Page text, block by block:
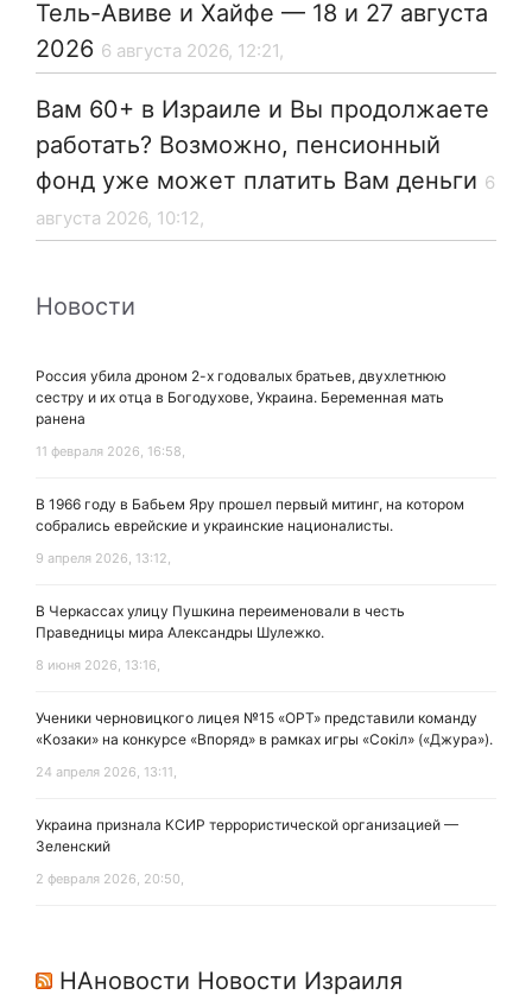
Тель-Авиве и Хайфе — 18 и 27 августа
2026 6 августа 2026, 12:21,
Вам 60+ в Израиле и Вы продолжаете
работать? Возможно, пенсионный
фонд уже может платить Вам деньги 6
августа 2026, 10:12,
Новости
Россия убила дроном 2-х годовалых братьев, двухлетнюю
сестру и их отца в Богодухове, Украина. Беременная мать
ранена
11 февраля 2026, 16:58,
В 1966 году в Бабьем Яру прошел первый митинг, на котором
собрались еврейские и украинские националисты.
9 апреля 2026, 13:12,
В Черкассах улицу Пушкина переименовали в честь
Праведницы мира Александры Шулежко.
8 июня 2026, 13:16,
Ученики черновицкого лицея №15 «ОРТ» представили команду
«Козаки» на конкурсе «Впоряд» в рамках игры «Сокіл» («Джура»).
24 апреля 2026, 13:11,
Украина признала КСИР террористической организацией —
Зеленский
2 февраля 2026, 20:50,
НАновости Новости Израиля